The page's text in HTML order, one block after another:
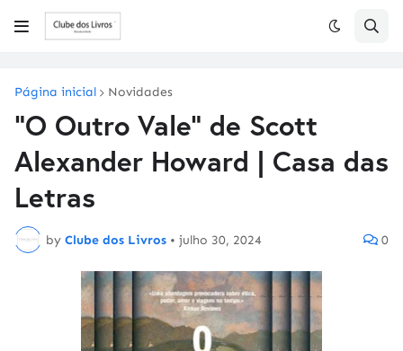
Página inicial Novidades
"O Outro Vale" de Scott
Alexander Howard | Casa das
Letras
by Clube dos Livros • julho 30, 2024 0